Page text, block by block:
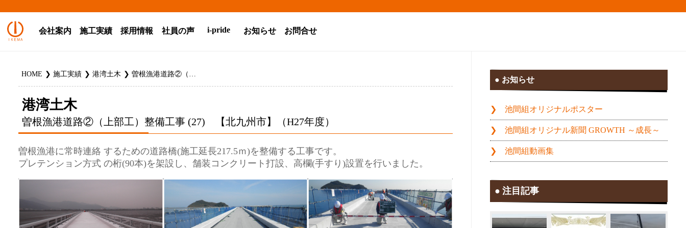
会社案内 施工実績 採用情報 社員の声 i-pride お知らせ お問合せ
HOME 施工実績 港湾土木 曽根漁港道路②（上部工）整備工事 (27) 【北九州市】（H27年度）
港湾土木
曽根漁港道路②（上部工）整備工事 (27) 【北九州市】（H27年度）
曽根漁港に常時連絡 するための道路橋(施工延長217.5ｍ)を整備する工事です。
プレテンション方式 の桁(90本)を架設し、舗装コンクリート打設、高欄(手すり)設置を行いました。
お知らせ
池間組オリジナルポスター
池間組オリジナル新聞 GROWTH ～成長～
池間組動画集
注目記事